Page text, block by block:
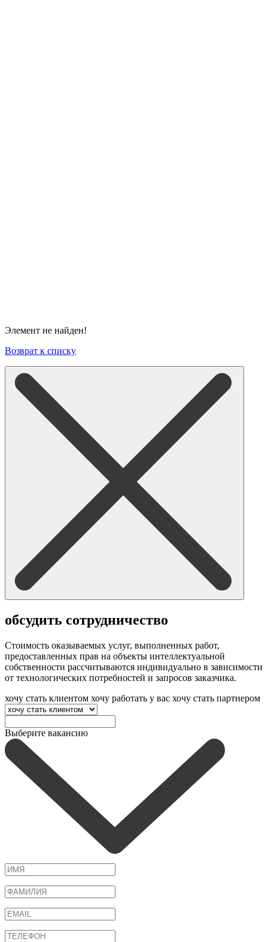
Элемент не найден!
Возврат к списку
обсудить сотрудничество
Стоимость оказываемых услуг, выполненных работ,
предоставленных прав на объекты интеллектуальной
собственности рассчитываются индивидуально в зависимости
от технологических потребностей и запросов заказчика.
хочу стать клиентом хочу работать у вас хочу стать партнером
Выберите вакансию